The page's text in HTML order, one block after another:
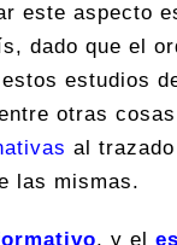
este aspecto
dado que el
estudios
otras
al
las mismas.
, y el